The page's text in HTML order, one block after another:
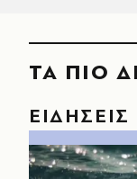
ΤΑ ΠΙΟ
ΕΙΔΗΣΕΙΣ